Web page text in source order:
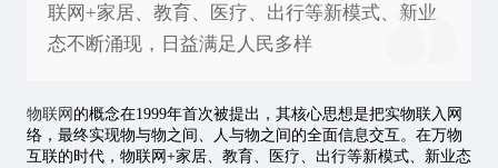
联网+家居、教育、医疗、出行等新模式、新业
态不断涌现，日益满足人民多样
物联网 的概念在1999年首次被提出，其核心思想是把实物联入网
络，最终实现物与物之间、人与物之间的全面信息交互。在万物
互联的时代，物联网+家居、教育、医疗、出行等新模式、新业态